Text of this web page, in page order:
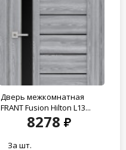
Дверь межкомнатная
FRANT Fusion Hilton L13...
8278
За шт.